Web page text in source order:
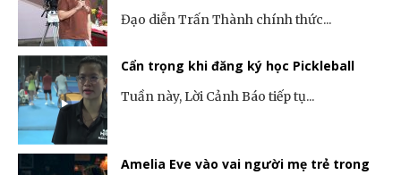
Đạo diễn Trấn Thành chính thức...
Cẩn trọng khi đăng ký học Pickleball
Tuần này, Lời Cảnh Báo tiếp tụ...
Amelia Eve vào vai người mẹ trẻ trong